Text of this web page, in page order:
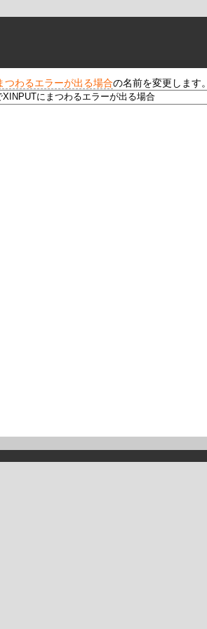
つわるエラーが出る場合の名前を変更します。